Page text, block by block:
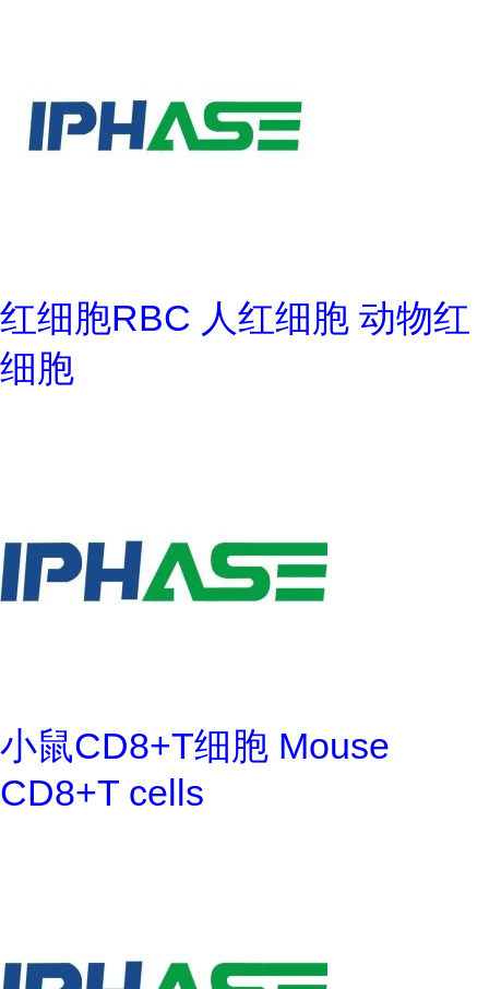
红细胞RBC 人红细胞 动物红
细胞
小鼠CD8+T细胞 Mouse
CD8+T cells